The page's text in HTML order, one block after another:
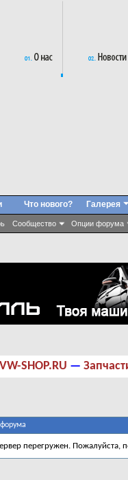
Сообщество Опции форума
Что нового? Галерея
VW-SHOP.RU —
перегружен. Пожалуйста,